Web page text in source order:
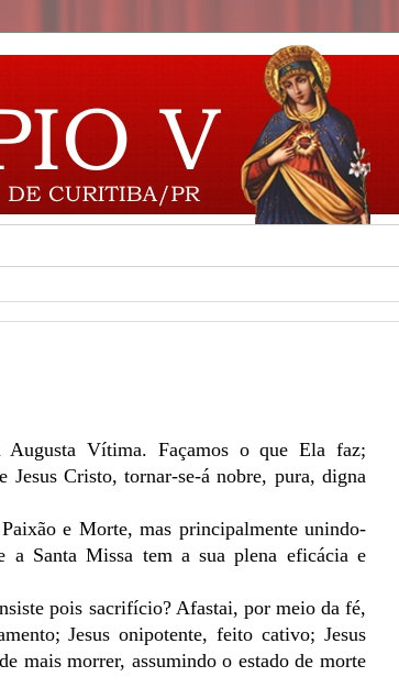
Vítima. Façamos o que Ela faz;
Jesus Cristo, tornar-se-á nobre, pura, digna
e Morte, mas principalmente unindo-
a Santa Missa tem a sua plena eficácia e
pois sacrifício? Afastai, por meio da fé,
Jesus onipotente, feito cativo; Jesus
mais morrer, assumindo o estado de morte